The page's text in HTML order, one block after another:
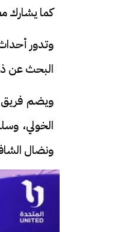
كما يشارك
وتدور
البحث عن
ويضم
الخولي،
ونضال